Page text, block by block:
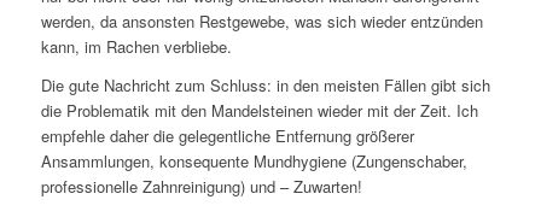
werden, da ansonsten Restgewebe, was sich wieder entzünden
kann, im Rachen verbliebe.
Die gute Nachricht zum Schluss: in den meisten Fällen gibt sich
die Problematik mit den Mandelsteinen wieder mit der Zeit. Ich
empfehle daher die gelegentliche Entfernung größerer
Ansammlungen, konsequente Mundhygiene (Zungenschaber,
professionelle Zahnreinigung) und – Zuwarten!